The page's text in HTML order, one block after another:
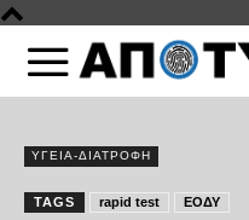
ΥΓΕΙΑ-ΔΙΑΤΡΟΦΗ
TAGS rapid test ΕΟΔΥ